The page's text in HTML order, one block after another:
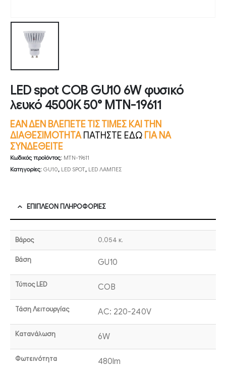
LED spot COB GU10 6W φυσικό
λευκό 4500K 50° MTN-19611
ΕΑΝ ΔΕΝ ΒΛΕΠΕΤΕ ΤΙΣ ΤΙΜΕΣ ΚΑΙ ΤΗΝ
ΔΙΑΘΕΣΙΜΟΤΗΤΑ ΠΑΤΗΣΤΕ ΕΔΩ ΓΙΑ ΝΑ
ΣΥΝΔΕΘΕΙΤΕ
Κωδικός προϊόντος: MTN-19611
Κατηγορίες: GU10, LED SPOT, LED ΛΑΜΠΕΣ
ΕΠΙΠΛΈΟΝ ΠΛΗΡΟΦΟΡΊΕΣ
Βάρος 0,054 κ.
Βάση GU10
Τύπος LED COB
Τάση Λειτουργίας AC: 220-240V
Κατανάλωση 6W
Φωτεινότητα 480lm